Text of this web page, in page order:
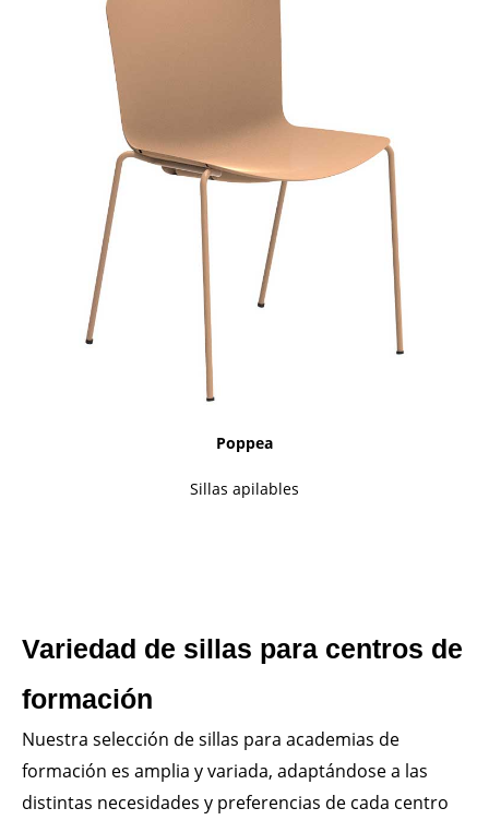
Poppea
Sillas apilables
Variedad de sillas para centros de
formación
Nuestra selección de sillas para academias de
formación es amplia y variada, adaptándose a las
distintas necesidades y preferencias de cada centro